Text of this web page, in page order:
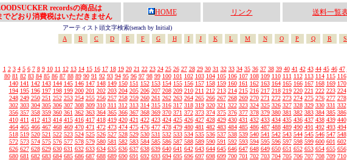
recordsの商品は
でどおり消費税はいただきません
HOME リンク 送料一覧
アーティスト頭文字検索(serach by Initial)
A
B C D E F G H I J K L M N O P Q R S
1 2 3 4 5 6 7 8 9 10 11 12 13 14 15 16 17 18 19 20 21 22 23 24 25 26 27 28 29 30 31 32 33 34 35 36 37 38 39 40 41 42 43 44 45 46 47
80 81 82 83 84 85 86 87 88 89 90 91 92 93 94 95 96 97 98 99 100 101 102 103 104 105 106 107 108 109 110 111 112 113 114 115 116
140 141 142 143 144 145 146 147 148 149 150 151 152 153 154 155 156 157 158 159 160 161 162 163 164 165 166 167 168 169 170
194 195 196 197 198 199 200 201 202 203 204 205 206 207 208 209 210 211 212 213 214 215 216 217 218 219 220 221 222 223 224
248 249 250 251 252 253 254 255 256 257 258 259 260 261 262 263 264 265 266 267 268 269 270 271 272 273 274 275 276 277 278
302 303 304 305 306 307 308 309 310 311 312 313 314 315 316 317 318 319 320 321 322 323 324 325 326 327 328 329 330 331 332
356 357 358 359 360 361 362 363 364 365 366 367 368 369 370 371 372 373 374 375 376 377 378 379 380 381 382 383 384 385 386
410 411 412 413 414 415 416 417 418 419 420 421 422 423 424 425 426 427 428 429 430 431 432 433 434 435 436 437 438 439 440
464 465 466 467 468 469 470 471 472 473 474 475 476 477 478 479 480 481 482 483 484 485 486 487 488 489 490 491 492 493 494
518 519 520 521 522 523 524 525 526 527 528 529 530 531 532 533 534 535 536 537 538 539 540 541 542 543 544 545 546 547 548
572 573 574 575 576 577 578 579 580 581 582 583 584 585 586 587 588 589 590 591 592 593 594 595 596 597 598 599 600 601 602
626 627 628 629 630 631 632 633 634 635 636 637 638 639 640 641 642 643 644 645 646 647 648 649 650 651 652 653 654 655 656
680 681 682 683 684 685 686 687 688 689 690 691 692 693 694 695 696 697 698 699 700 701 702 703 704 705 706 707 708 709 710